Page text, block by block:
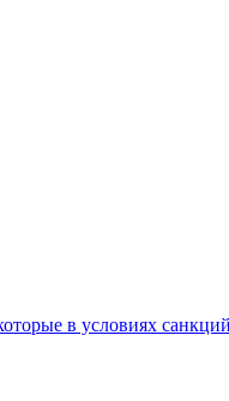
в условиях